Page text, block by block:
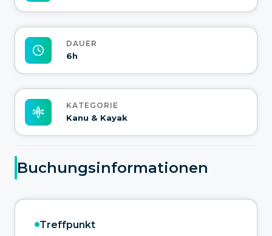
DAUER
6h
KATEGORIE
Kanu & Kayak
Buchungsinformationen
Treffpunkt